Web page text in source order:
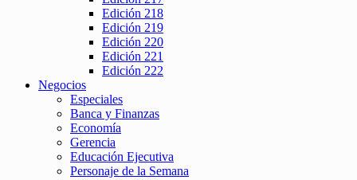
Edición 218
Edición 219
Edición 220
Edición 221
Edición 222
Negocios
Especiales
Banca y Finanzas
Economía
Gerencia
Educación Ejecutiva
Personaje de la Semana